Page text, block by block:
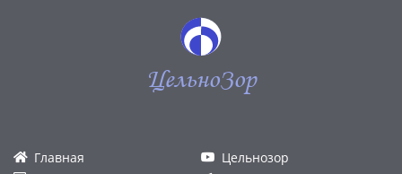
ЦельноЗор
Главная
Цельнозор